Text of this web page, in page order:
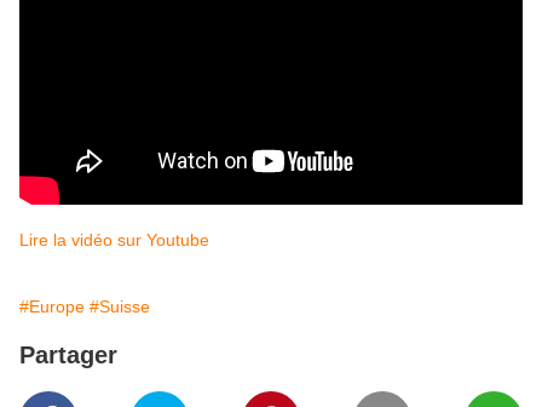
Lire la vidéo sur Youtube
#Europe #Suisse
Partager